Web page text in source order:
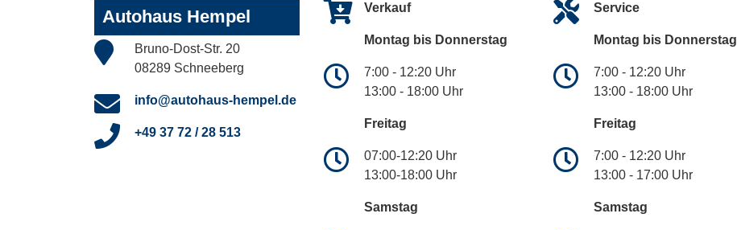
Autohaus Hempel
Bruno-Dost-Str. 20
08289 Schneeberg
info@autohaus-hempel.de
+49 37 72 / 28 513
Verkauf
Montag bis Donnerstag
7:00 - 12:20 Uhr
13:00 - 18:00 Uhr
Freitag
07:00-12:20 Uhr
13:00-18:00 Uhr
Samstag
Service
Montag bis Donnerstag
7:00 - 12:20 Uhr
13:00 - 18:00 Uhr
Freitag
7:00 - 12:20 Uhr
13:00 - 17:00 Uhr
Samstag